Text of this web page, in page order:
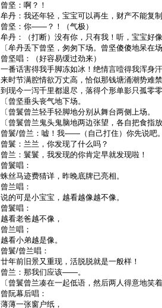
曾坚：啊？！
牟丹：我还年轻，宝宝可以再生，财产不能复
曾坚：你——？！（气极）
牟丹：（打断）没有你，只有我！听，宝宝好
〔牟丹丢下曾坚，匆匆下场。曾坚傻傻地呆在
曾坚唱：（好容易缓过劲来）
一番话害得我手脚冻如冰！绝情言噎得我浑身
来时节满腔情欲万丈高，恰似那钱塘涌潮势难
到现今一泻千里都退尽，落得个形单影只孤零
〔曾坚垂头丧气地下场。
〔曾鬟曾兰轻手轻脚地分别从舞台两侧上场。
〔曾鬟曾兰鬼头鬼脑地两边张望，各自把食指
曾鬟/曾兰：嘘！我——（自己打住）你先说吧
曾鬟：兰兰，你发现了什么吗？
曾兰：鬟鬟，我发现的你肯定早就发现啦！
曾鬟唱：
蛛丝马迹费猜详，昨晚底牌已亮相。
曾兰唱：
说的可是小宝宝，越看越像越不像。
曾鬟唱：
越看老爸越不像，
曾兰唱；
越看小弟越是像。
曾鬟/曾兰唱：
廿年前旧景又重现，活脱脱就是一般样！
曾兰：那我们应该——。
〔曾鬟曾兰凑在一起低语，然后两人得意地笑
曾阮幕后唱：
薄薄一张窗户纸，